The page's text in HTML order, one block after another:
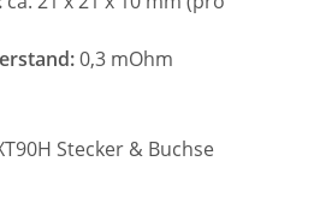
0,3 mOhm
Stecker & Buchse